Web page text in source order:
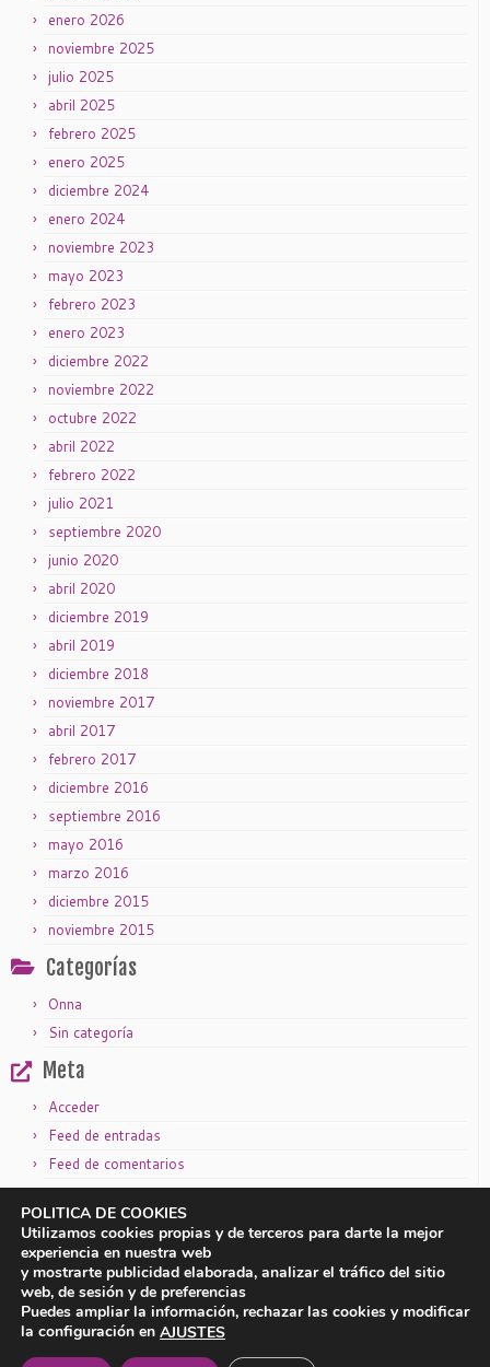
enero 2026
noviembre 2025
julio 2025
abril 2025
febrero 2025
enero 2025
diciembre 2024
enero 2024
noviembre 2023
mayo 2023
febrero 2023
enero 2023
diciembre 2022
noviembre 2022
octubre 2022
abril 2022
febrero 2022
julio 2021
septiembre 2020
junio 2020
abril 2020
diciembre 2019
abril 2019
diciembre 2018
noviembre 2017
abril 2017
febrero 2017
diciembre 2016
septiembre 2016
mayo 2016
marzo 2016
diciembre 2015
noviembre 2015
Categorías
Onna
Sin categoría
Meta
Acceder
Feed de entradas
Feed de comentarios
WordPress.org
Aviso legal| Política de privacidad
POLITICA DE COOKIES
Utilizamos cookies propias y de terceros para darte la mejor
experiencia en nuestra web
y mostrarte publicidad elaborada, analizar el tráfico del sitio
web, de sesión y de preferencias
Puedes ampliar la información, rechazar las cookies y modificar
la configuración en AJUSTES